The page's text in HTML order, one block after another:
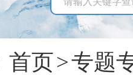
首页>专题